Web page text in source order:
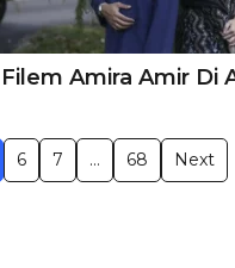
Filem Amira Amir Di
6 7 … 68 Next